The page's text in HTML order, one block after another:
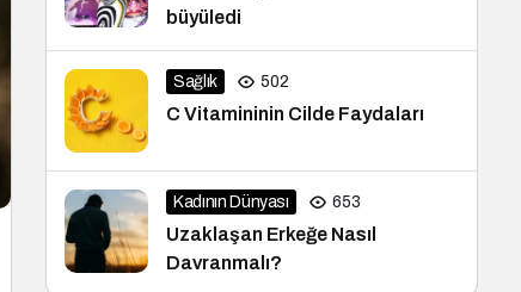
büyüledi
Sağlık 502
C Vitamininin Cilde Faydaları
Kadının Dünyası 653
Uzaklaşan Erkeğe Nasıl
Davranmalı?